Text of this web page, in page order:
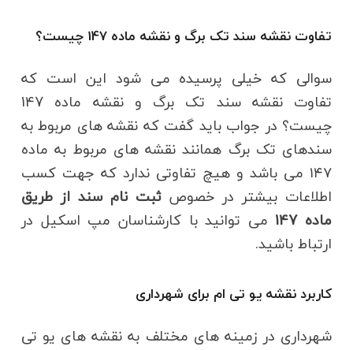
تفاوت نقشه سند تک برگ و نقشه ماده 147 چیست؟
سوالی که خیلی پرسیده می شود این است که
تفاوت نقشه سند تک برگ و نقشه ماده 147
چیست؟ در جواب باید گفت که نقشه های مربوط به
سندهای تک برگ همانند نقشه های مربوط به ماده
۱۴۷ می باشد و هیچ تفاوتی ندارد که جهت کسب
اطلاعات بیشتر در خصوصثبت نام سند از طریق
ماده 147
می توانید با کارشناسان مپ اسکیل در
ارتباط باشید.
کاربرد نقشه یو تی ام برای شهرداری
شهرداری در زمینه های مختلف به نقشه های یو تی